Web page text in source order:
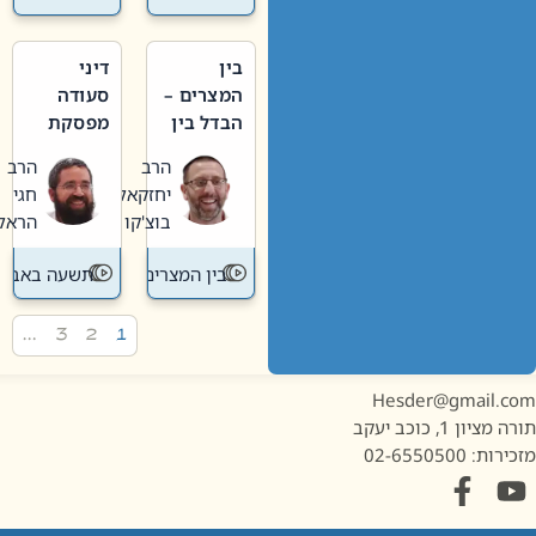
בין
המצרים –
הבדל בין
חדשה
לישנה
הרב
יחזקאל
בוצ'קו
בין המצרים
דיני
סעודה
מפסקת
תשעה
באב
הרב
חגי
הראל
תשעה באב
1, כוכב יעקב
02-6550500